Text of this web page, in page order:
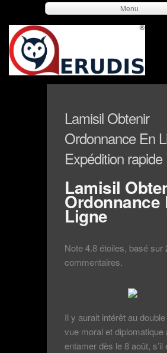
Menu
Lamisil Obtenir
Ordonnance En
Expédition rapide
Lamisil
Ordonnance
Ligne
Note4.8étoiles, basé sur
commentaires.
Il y aurait intérêt au
vue moral et diplomatique
entamer dès le 8 août, s’il